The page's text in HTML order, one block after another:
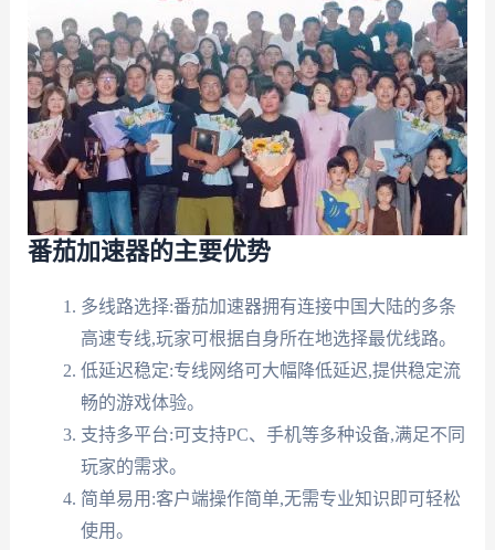
番茄加速器的主要优势
多线路选择:番茄加速器拥有连接中国大陆的多条
高速专线,玩家可根据自身所在地选择最优线路。
低延迟稳定:专线网络可大幅降低延迟,提供稳定流
畅的游戏体验。
支持多平台:可支持PC、手机等多种设备,满足不同
玩家的需求。
简单易用:客户端操作简单,无需专业知识即可轻松
使用。